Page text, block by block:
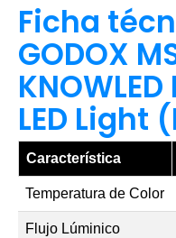
Ficha
GODOX
LED Light
Característica
Temperatura de Color
Flujo Lúminico